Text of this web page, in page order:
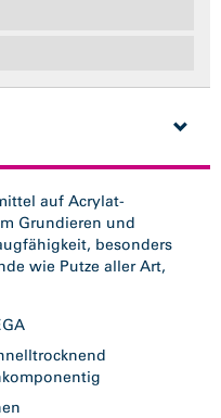
auf Acrylat-
Grundieren und
besonders
wie Putze aller Art,